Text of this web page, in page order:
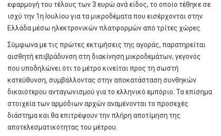
εφαρμογή του τέλους των 3 ευρώ ανά είδος, το οποίο τέθηκε σε
ισχύ την 1η Ιουλίου για τα μικροδέματα που εισέρχονται στην
Ελλάδα μέσω ηλεκτρονικών πλατφορμών από τρίτες χώρες.
Σύμφωνα με τις πρώτες εκτιμήσεις της αγοράς, παρατηρείται
αισθητή επιβράδυνση στη διακίνηση μικροδεμάτων, γεγονός
που υποδηλώνει ότι το μέτρο κινείται προς τη σωστή
κατεύθυνση, συμβάλλοντας στην αποκατάσταση συνθηκών
δικαιότερου ανταγωνισμού για το ελληνικό εμπόριο. Τα επίσημα
στοιχεία των αρμόδιων αρχών αναμένονται το προσεχές
διάστημα και θα επιτρέψουν την πλήρη αποτίμηση της
αποτελεσματικότητας του μέτρου.